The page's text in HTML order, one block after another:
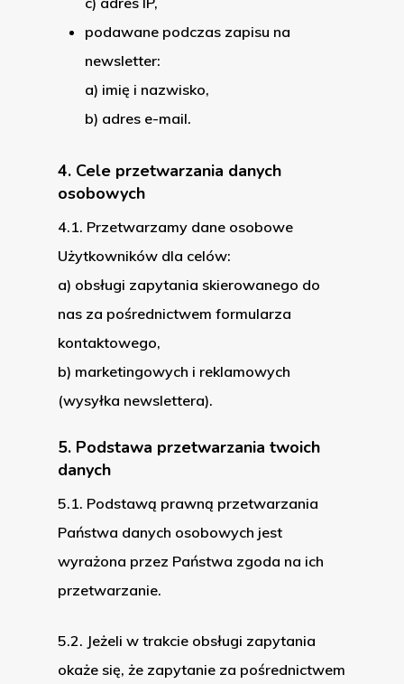
podawane podczas zapisu na
newsletter:
a) imię i nazwisko,
b) adres e-mail.
4. Cele przetwarzania danych
osobowych
4.1. Przetwarzamy dane osobowe
Użytkowników dla celów:
a) obsługi zapytania skierowanego do
nas za pośrednictwem formularza
kontaktowego,
b) marketingowych i reklamowych
(wysyłka newslettera).
5. Podstawa przetwarzania twoich
danych
5.1. Podstawą prawną przetwarzania
Państwa danych osobowych jest
wyrażona przez Państwa zgoda na ich
przetwarzanie.
5.2. Jeżeli w trakcie obsługi zapytania
okaże się, że zapytanie za pośrednictwem